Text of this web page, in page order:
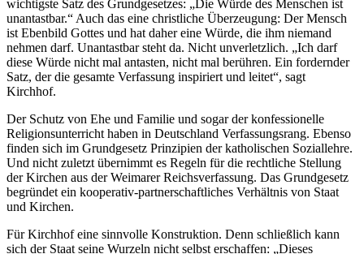
wichtigste Satz des Grundgesetzes: „Die Würde des Menschen ist
unantastbar.“ Auch das eine christliche Überzeugung: Der Mensch
ist Ebenbild Gottes und hat daher eine Würde, die ihm niemand
nehmen darf. Unantastbar steht da. Nicht unverletzlich. „Ich darf
diese Würde nicht mal antasten, nicht mal berühren. Ein fordernder
Satz, der die gesamte Verfassung inspiriert und leitet“, sagt
Kirchhof.
Der Schutz von Ehe und Familie und sogar der konfessionelle
Religionsunterricht haben in Deutschland Verfassungsrang. Ebenso
finden sich im Grundgesetz Prinzipien der katholischen Soziallehre.
Und nicht zuletzt übernimmt es Regeln für die rechtliche Stellung
der Kirchen aus der Weimarer Reichsverfassung. Das Grundgesetz
begründet ein kooperativ-partnerschaftliches Verhältnis von Staat
und Kirchen.
Für Kirchhof eine sinnvolle Konstruktion. Denn schließlich kann
sich der Staat seine Wurzeln nicht selbst erschaffen: „Dieses